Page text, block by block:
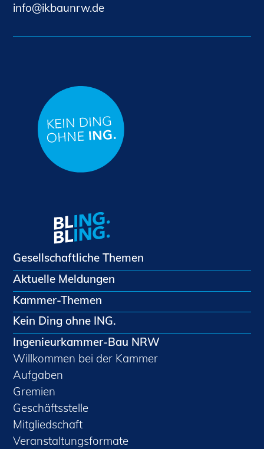
nf
kb nrwd
Gesellschaftliche Themen
Aktuelle Meldungen
Kammer-Themen
Kein Ding ohne ING.
Ingenieurkammer-Bau NRW
Willkommen bei der Kammer
Aufgaben
Gremien
Geschäftsstelle
Mitgliedschaft
Veranstaltungsformate